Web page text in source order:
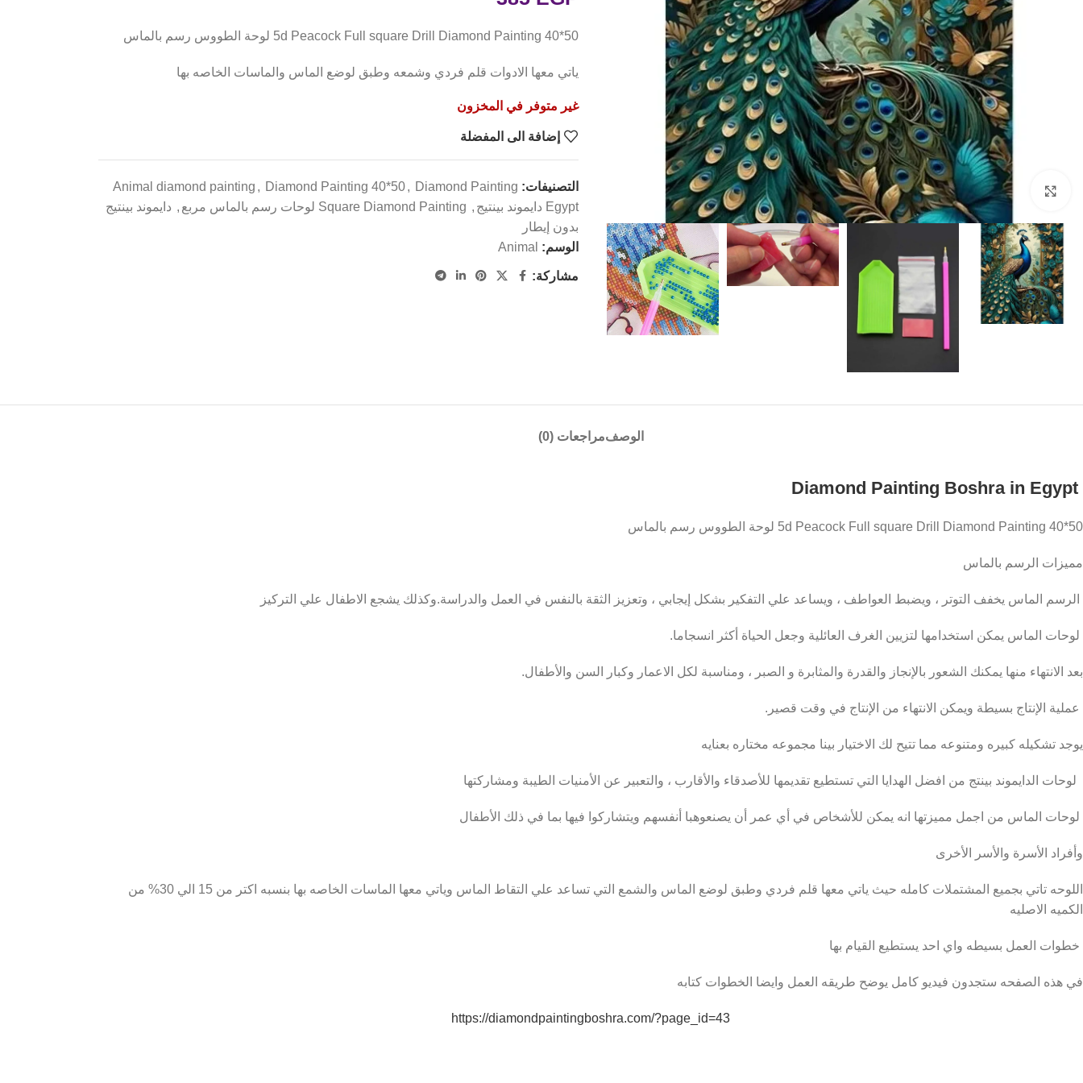
اضغط للتكبير
5d Peacock Full square Drill Diamond Painting 40*50 لوحة الطووس رسم بالماس
ياتي معها الادوات قلم فردي وشمعه وطبق لوضع الماس والماسات الخاصه بها
غير متوفر في المخزون
إضافة الى المفضلة
التصنيفات: Animal diamond painting , Diamond Painting 40*50, Diamond Painting
Egypt دايموند بينتيج
, Square Diamond Painting لوحات رسم بالماس مربع , دايموند بينتيج
بدون إيطار
الوسم: Animal
مشاركة:
الوصفمراجعات (0)
5d Peacock Full square Drill Diamond Painting 40*50 لوحة الطووس رسم بالماس
مميزات الرسم بالماس
الرسم الماس يخفف التوتر ، ويضبط العواطف ، ويساعد علي التفكير بشكل إيجابي ، وتعزيز الثقة بالنفس في العمل والدراسة.وكذلك يشجع الاطفال علي التركيز
لوحات الماس يمكن استخدامها لتزيين الغرف العائلية وجعل الحياة أكثر انسجاما.
بعد الانتهاء منها يمكنك الشعور بالإنجاز والقدرة والمثابرة و الصبر ، ومناسبة لكل الاعمار وكبار السن والأطفال.
عملية الإنتاج بسيطة ويمكن الانتهاء من الإنتاج في وقت قصير.
يوجد تشكيله كبيره ومتنوعه مما تتيح لك الاختيار بينا مجموعه مختاره بعنايه
لوحات الدايموند بينتج من افضل الهدايا التي تستطيع تقديمها للأصدقاء والأقارب ، والتعبير عن الأمنيات الطيبة ومشاركتها
لوحات الماس من اجمل مميزتها انه يمكن للأشخاص في أي عمر أن يصنعوهبا أنفسهم ويتشاركوا فيها بما في ذلك الأطفال
وأفراد الأسرة والأسر الأخرى
اللوحه تاتي بجميع المشتملات كامله حيث ياتي معها قلم فردي وطبق لوضع الماس والشمع التي تساعد علي التقاط الماس وياتي معها الماسات الخاصه بها بنسبه اكتر من 15 الي 30% من
الكميه الاصليه
خطوات العمل بسيطه واي احد يستطيع القيام بها
في هذه الصفحه ستجدون فيديو كامل يوضح طريقه العمل وايضا الخطوات كتابه
https://diamondpaintingboshra.com/?page_id=43